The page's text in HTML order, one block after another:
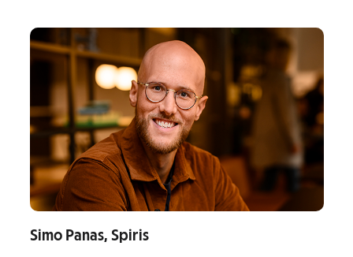
Simo Panas, Spiris